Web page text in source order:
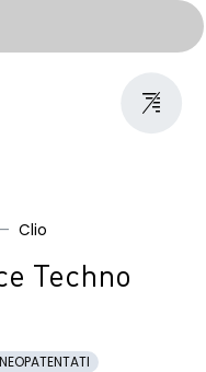
Clio
Techno
NEOPATENTATI